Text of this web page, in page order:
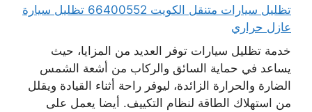
تظليل سيارات متنقل الكويت 66400552 تظليل سيارة
عازل حراري
خدمة تظليل سيارات توفر العديد من المزايا، حيث
يساعد في حماية السائق والركاب من أشعة الشمس
الضارة والحرارة الزائدة، ليوفر راحة أثناء القيادة ويقلل
من استهلاك الطاقة لنظام التكييف. أيضا يعمل على